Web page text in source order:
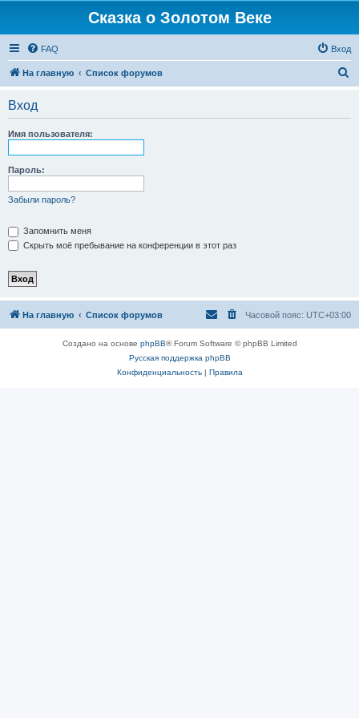
Сказка о Золотом Веке
FAQ Вход
На главную Список форумов
Вход
Имя пользователя:
Пароль:
Забыли пароль?
Запомнить меня
Скрыть моё пребывание на конференции в этот раз
На главную Список форумов Часовой пояс: UTC+03:00
Создано на основе phpBB® Forum Software © phpBB Limited
Русская поддержка phpBB
Конфиденциальность| Правила